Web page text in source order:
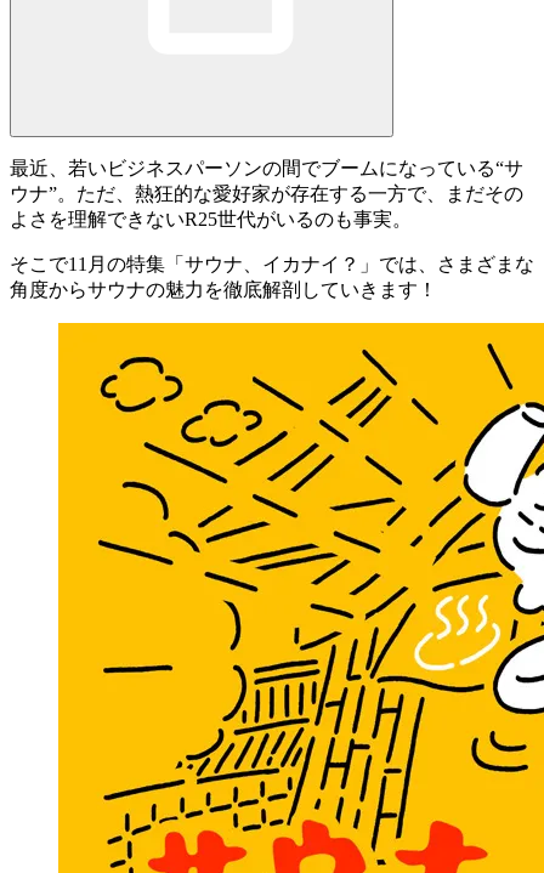
最近、若いビジネスパーソンの間でブームになっている“サ
ウナ”。ただ、熱狂的な愛好家が存在する一方で、まだその
よさを理解できないR25世代がいるのも事実。
そこで11月の特集「 サウナ、イカナイ？ 」では、さまざまな
角度からサウナの魅力を徹底解剖 していきます！